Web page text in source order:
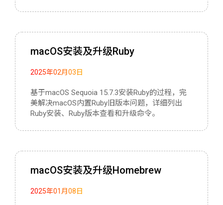
macOS安装及升级Ruby
2025年02月03日
基于macOS Sequoia 15.7.3安装Ruby的过程，完
美解决macOS内置Ruby旧版本问题，详细列出
Ruby安装、Ruby版本查看和升级命令。
macOS安装及升级Homebrew
2025年01月08日